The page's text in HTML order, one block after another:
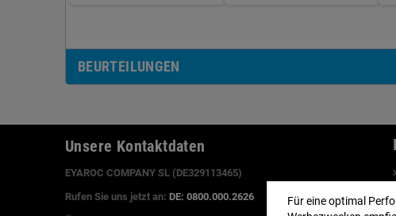
BEURTEILUNGEN
Unsere Kontaktdaten
EYAROC COMPANY SL (DE329113465)
Rufen Sie uns jetzt an: DE: 0800.000.2626
Für eine optimal